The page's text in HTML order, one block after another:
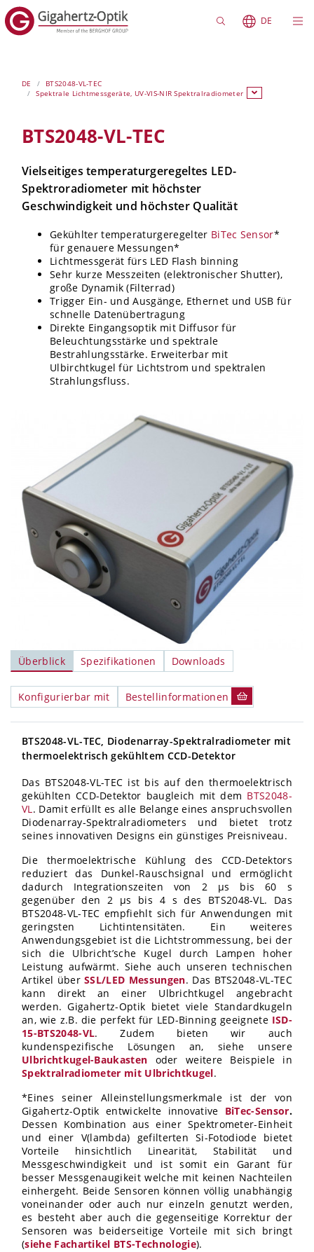
DE
DE
BTS2048-VL-TEC
Spektrale Lichtmessgeräte, UV-VIS-NIR Spektralradiometer
BTS2048-VL-TEC
Vielseitiges temperaturgeregeltes LED-
Spektroradiometer mit höchster
Geschwindigkeit und höchster Qualität
Gekühlter temperaturgeregelter BiTec Sensor*
für genauere Messungen*
Lichtmessgerät fürs LED Flash binning
Sehr kurze Messzeiten (elektronischer Shutter),
große Dynamik (Filterrad)
Trigger Ein- und Ausgänge, Ethernet und USB für
schnelle Datenübertragung
Direkte Eingangsoptik mit Diffusor für
Beleuchtungsstärke und spektrale
Bestrahlungsstärke. Erweiterbar mit
Ulbirchtkugel für Lichtstrom und spektralen
Strahlungsfluss.
Überblick Spezifikationen Downloads
Konfigurierbar mit Bestellinformationen
BTS2048-VL-TEC, Diodenarray-Spektralradiometer mit
thermoelektrisch gekühltem CCD-Detektor
Das BTS2048-VL-TEC ist bis auf den thermoelektrisch
gekühlten CCD-Detektor baugleich mit dem BTS2048-
VL. Damit erfüllt es alle Belange eines anspruchsvollen
Diodenarray-Spektralradiometers und bietet trotz
seines innovativen Designs ein günstiges Preisniveau.
Die thermoelektrische Kühlung des CCD-Detektors
reduziert das Dunkel-Rauschsignal und ermöglicht
dadurch Integrationszeiten von 2
µs bis 60
s
gegenüber den 2 µs bis 4 s des BTS2048-VL. Das
BTS2048-VL-TEC empfiehlt sich für Anwendungen mit
geringsten Lichtintensitäten. Ein weiteres
Anwendungsgebiet ist die Lichtstrommessung, bei der
sich die Ulbricht’sche Kugel durch Lampen hoher
Leistung aufwärmt. Siehe auch unseren technischen
Artikel überSSL/LED Messungen. Das BTS2048-VL-TEC
kann direkt an einer Ulbrichtkugel angebracht
werden. Gigahertz-Optik bietet viele Standardkugeln
an, wie z.B. die perfekt für LED-Binning geeignete ISD-
15-BTS2048-VL. Zudem bieten wir auch
kundenspezifische Lösungen an, siehe unsere
Ulbrichtkugel-Baukasten oder weitere Beispiele in
Spektralradiometer mit Ulbrichtkugel.
*Eines seiner Alleinstellungsmerkmale ist der von
Gigahertz-Optik entwickelte innovative BiTec-Sensor.
Dessen Kombination aus einer Spektrometer-Einheit
und einer V(lambda) gefilterten Si-Fotodiode bietet
Vorteile hinsichtlich Linearität, Stabilität und
Messgeschwindigkeit und ist somit ein Garant für
besser Messgenaugikeit welche mit keinen Nachteilen
einhergeht. Beide Sensoren können völlig unabhängig
voneinander oder auch nur einzeln genutzt werden,
es besteht aber auch die gegenseitige Korrektur der
Sensoren was beiderseitige Vorteile mit sich bringt
(siehe Fachartikel BTS-Technologie).